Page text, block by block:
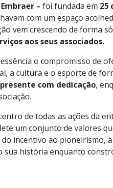
– foi fundada em 25
com um espaço
vem crescendo de forma
aos seus associados.
o compromisso de
a cultura e o esporte de
com dedicação,
de todas as ações da
um conjunto de valores
do incentivo ao pioneirismo,
história enquanto